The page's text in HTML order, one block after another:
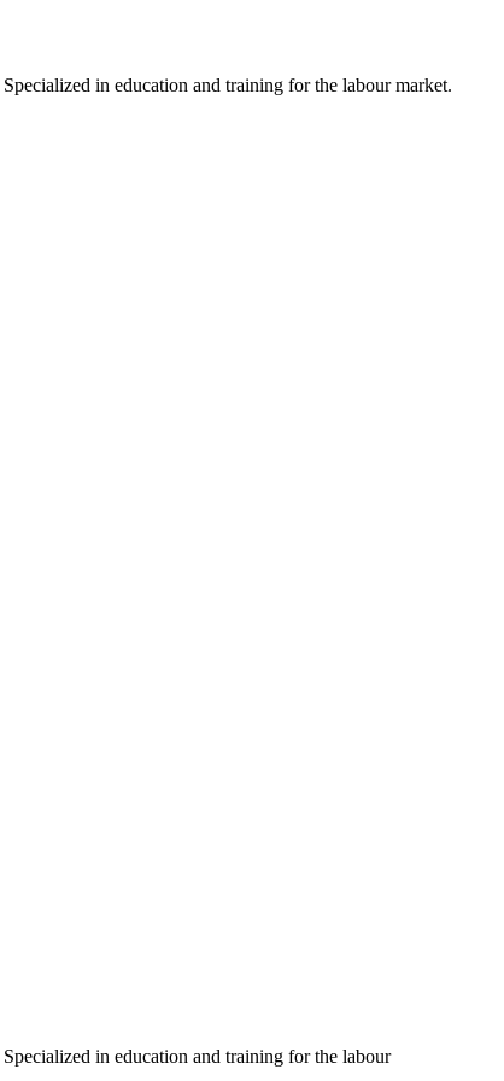
Specialized in education and training for the labour market.
Specialized in education and training for the labour